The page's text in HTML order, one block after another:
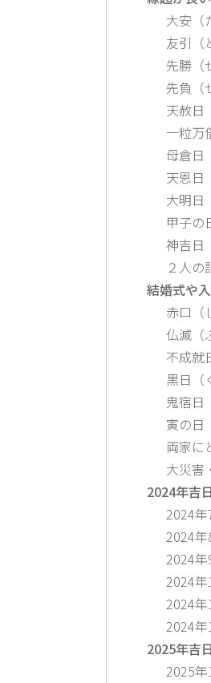
大安（
友引（
先勝（
先負（
天赦日
一粒万
母倉日
天恩日
大明日
甲子の
神吉日
２人
結婚式や
赤口（
仏滅（
不成就
黒日（
鬼宿日
寅の日
両家に
大災害
2024年吉
2024年
2024年
2024年
2024年
2024年
2024年
2025年吉
2025年